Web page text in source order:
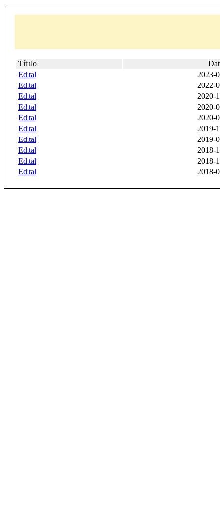
Título
Edital
2023-
Edital
2022-
Edital
2020-
Edital
2020-
Edital
2020-
Edital
2019-
Edital
2019-
Edital
2018-
Edital
2018-
Edital
2018-